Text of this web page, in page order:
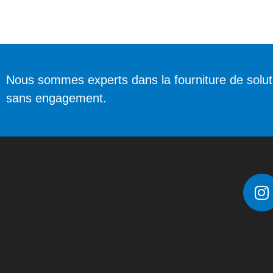
Nous sommes experts dans la fourniture de
sans engagement.